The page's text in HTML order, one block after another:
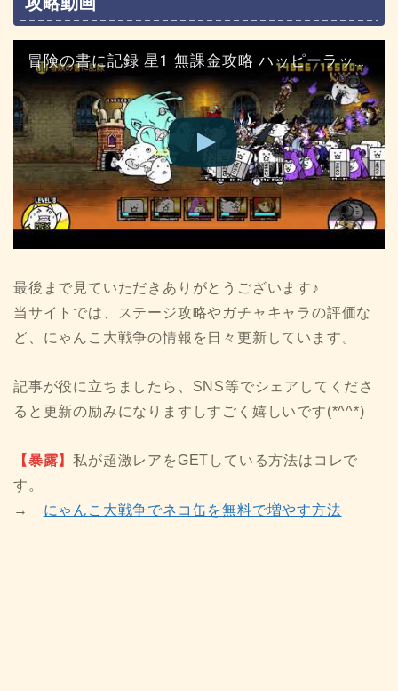
冒険の書に記録 星1 無課金攻略 ハッピーラッキー寺院 にゃんこ大戦争
最後まで見ていただきありがとうございます♪
当サイトでは、ステージ攻略やガチャキャラの評価な
ど、にゃんこ大戦争の情報を日々更新しています。
記事が役に立ちましたら、SNS等でシェアしてくださ
ると更新の励みになりますしすごく嬉しいです(*^^*)
【暴露】私が超激レアをGETしている方法はコレで
す。
→ にゃんこ大戦争でネコ缶を無料で増やす方法